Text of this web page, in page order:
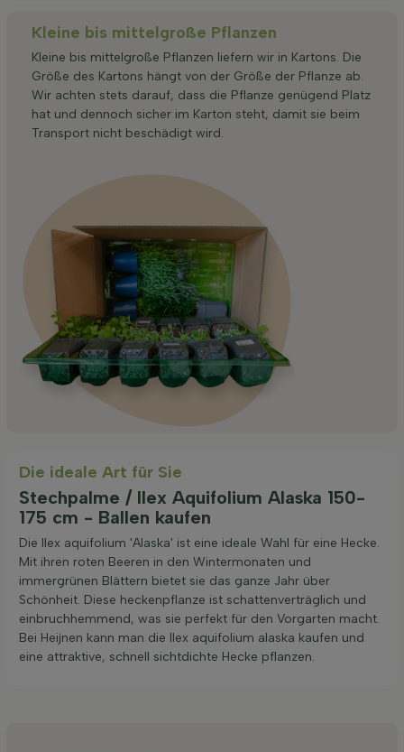
Kleine bis mittelgroße Pflanzen
Kleine bis mittelgroße Pflanzen liefern wir in Kartons. Die
Größe des Kartons hängt von der Größe der Pflanze ab.
Wir achten stets darauf, dass die Pflanze genügend Platz
hat und dennoch sicher im Karton steht, damit sie beim
Transport nicht beschädigt wird.
Die ideale Art für Sie
Stechpalme / Ilex Aquifolium Alaska 150-
175 cm - Ballen kaufen
Die Ilex aquifolium 'Alaska' ist eine ideale Wahl für eine Hecke.
Mit ihren roten Beeren in den Wintermonaten und
immergrünen Blättern bietet sie das ganze Jahr über
Schönheit. Diese heckenpflanze ist schattenverträglich und
einbruchhemmend, was sie perfekt für den Vorgarten macht.
Bei Heijnen kann man die Ilex aquifolium alaska kaufen und
eine attraktive, schnell sichtdichte Hecke pflanzen.